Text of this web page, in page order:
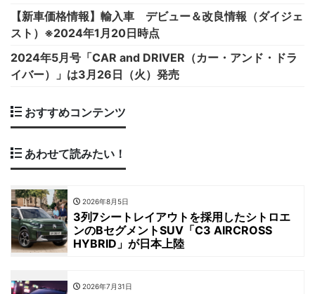
【新車価格情報】輸入車 デビュー＆改良情報（ダイジェ
スト）※2024年1月20日時点
2024年5月号「CAR and DRIVER（カー・アンド・ドラ
イバー）」は3月26日（火）発売
おすすめコンテンツ
あわせて読みたい！
2026年8月5日
3列7シートレイアウトを採用したシトロエ
ンのBセグメントSUV「C3 AIRCROSS
HYBRID」が日本上陸
2026年7月31日